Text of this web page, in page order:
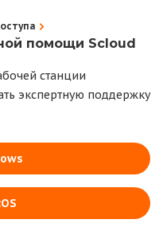
помощи Scloud
станции
экспертную поддержку